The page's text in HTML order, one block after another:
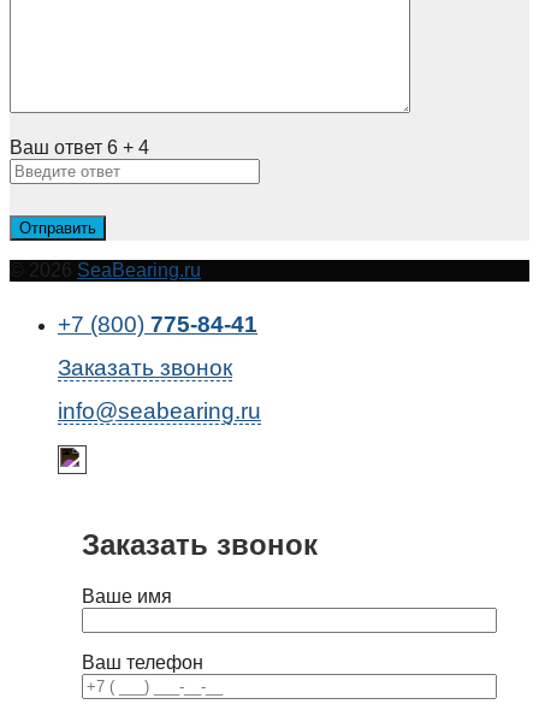
Ваш ответ 6 + 4
© 2026 SeaBearing.ru
+7 (800) 775-84-41
Заказать звонок
info@seabearing.ru
Заказать звонок
Ваше имя
Ваш телефон